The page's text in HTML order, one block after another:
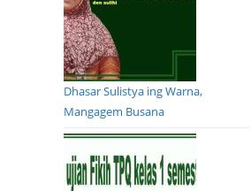
Dhasar Sulistya ing Warna,
Mangagem Busana